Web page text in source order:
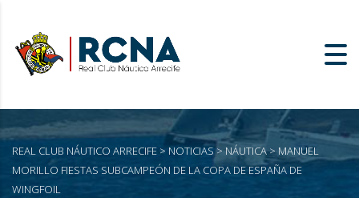
REAL CLUB NÁUTICO ARRECIFE > NOTICIAS> NÁUTICA> MANUEL
MORILLO FIESTAS SUBCAMPEÓN DE LA COPA DE ESPAÑA DE
WINGFOIL